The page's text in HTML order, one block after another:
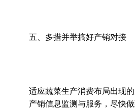
五、多措并举搞好产销对接
适应蔬菜生产消费布局出现
产销信息监测与服务，尽快